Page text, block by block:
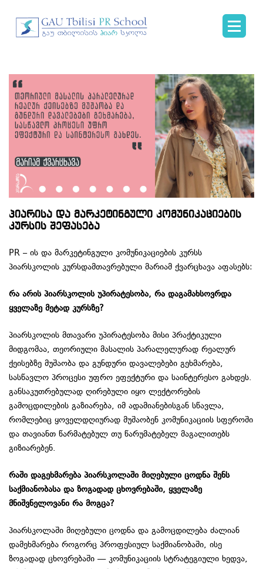
პიარისა და მარკეტინგული კომუნიკაციების
კურსის შეფასება
PR – ის და მარკეტინგული კომუნიკაციების კურსს
პიარსკოლის კურსდამთავრებული მარიამ ქვარცხავა აფასებს:
რა არის პიარსკოლის უპირატესობა, რა დაგამახსოვრდა
ყველაზე მეტად კურსზე?
პიარსკოლის მთავარი უპირატესობა მისი პრაქტიკული
მიდგომაა, თეორიული მასალის პარალელურად რეალურ
ქეისებზე მუშაობა და გუნდური დავალებები გეხმარება,
სასწავლო პროცესი უფრო ეფექტური და საინტერესო გახდეს.
განსაკუთრებულად ღირებული იყო ლექტორების
გამოცდილების გაზიარება, იმ ადამიანებისგან სწავლა,
რომლებიც ყოველდღიურად მუშაობენ კომუნიკაციის სფეროში
და თავიანთ წარმატებულ თუ წარუმატებელ მაგალითებს
გიზიარებენ.
რაში დაგეხმარება პიარსკოლაში მიღებული ცოდნა შენს
საქმიანობასა და ზოგადად ცხოვრებაში, ყველაზე
მნიშვნელოვანი რა მოგცა?
პიარსკოლაში მიღებული ცოდნა და გამოცდილება ძალიან
დამეხმარება როგორც პროფესიულ საქმიანობაში, ისე
ზოგადად ცხოვრებაში — კომუნიკაციის სტრატეგიული ხედვა,